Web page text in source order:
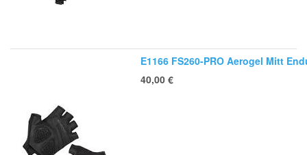
E1166 FS260-PRO Aerogel Mitt
40,00 €